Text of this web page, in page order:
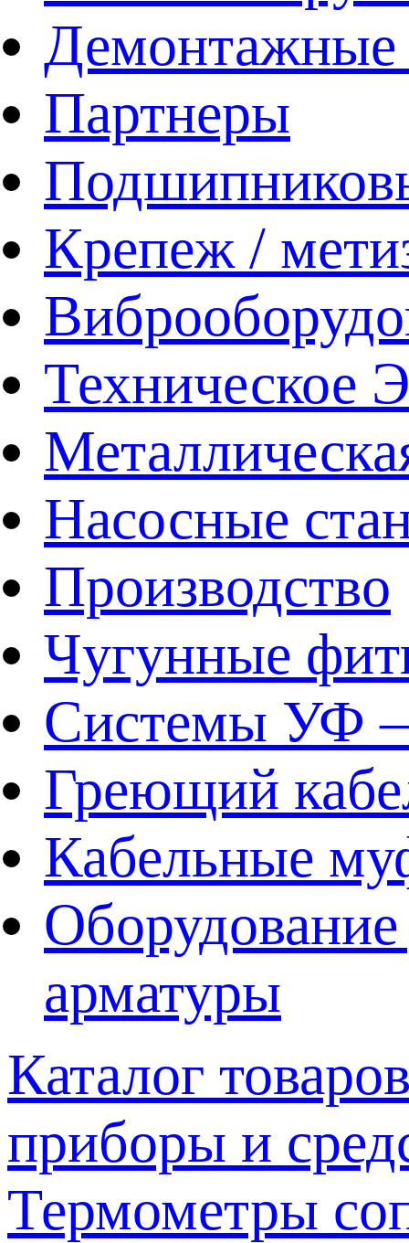
Демонтажные
Партнеры
Крепеж /
Техническое
Насосные
Производство
Чугунные
Системы УФ –
Греющий
Кабельные
арматуры
Каталог
приборы и
Термометры